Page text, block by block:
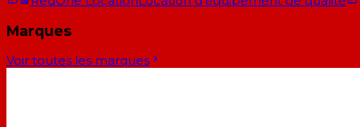
Marques
Voir toutes les marques